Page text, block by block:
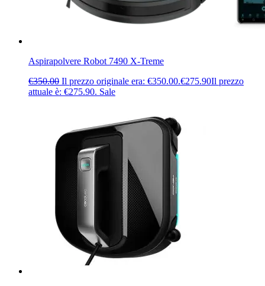
Aspirapolvere Robot 7490 X-Treme
€350.00 Il prezzo originale era: €350.00.€275.90Il prezzo
attuale è: €275.90. Sale